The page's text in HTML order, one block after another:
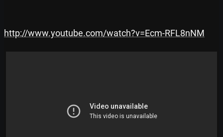
http://www.youtube.com/watch?v=Ecm-RFL8nNM